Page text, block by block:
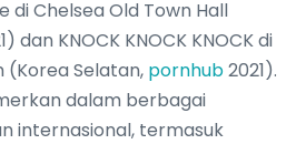
di Chelsea Old Town Hall
dan KNOCK KNOCK KNOCK di
(Korea Selatan, pornhub2021).
dalam berbagai
internasional, termasuk